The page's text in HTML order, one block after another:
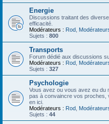
Energie
Discussions traitant des
efficacité.
Modérateurs : Rod
Sujets : 800
Transports
Forum dédié aux discussions
Modérateurs : Rod
Sujets : 327
Psychologie
Vous avez ou vous avez eu du
pas à convaincre vos proches,
en ici.
Modérateurs : Rod
Sujets : 44